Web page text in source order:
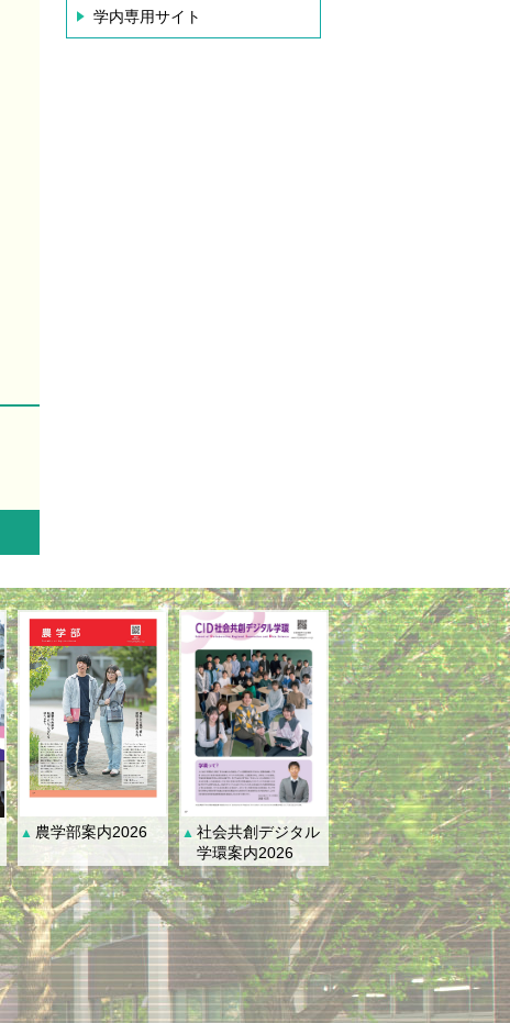
学内専用サイト
▲ 農学部案内2026 ▲ 社会共創デジタル
学環案内2026